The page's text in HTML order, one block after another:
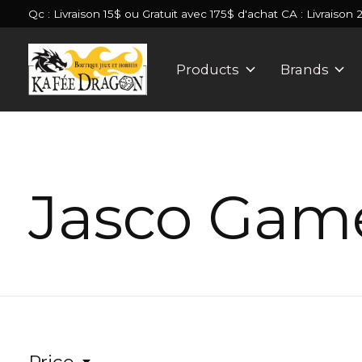
Qc : Livraison 15$ ou Gratuit avec 175$ d'achat CA : Livraison
Products Brands
Jasco